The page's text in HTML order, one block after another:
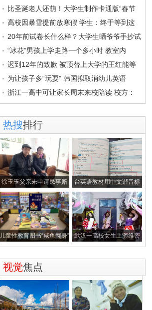
比圣诞老人还萌！大学生制作卡通版“春节
高校因暴雪提前放寒假 学生：终于等到这
20年前试卷长什么样？大学生晒爷爷手抄试
“冰花”男孩上学走路一个多小时 教室内
迟到12年的致歉 被顶替上大学的王红能等
为让孩子多“玩耍” 韩国拟取消幼儿英语
浙江一高中可让家长周末来校陪读 校方：
热搜排行
徐玉玉父亲未申请民事赔
偿：不能拿
台英语教材用中文谐音标
发音 网友
儿童性教育图书“咸鱼翻身”
武汉一高校女生上演维密
秀 浴巾当
视觉焦点